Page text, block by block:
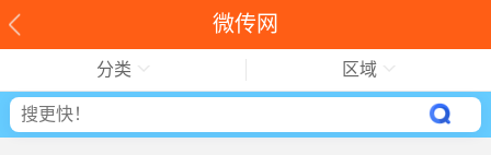
微传网
分类 区域